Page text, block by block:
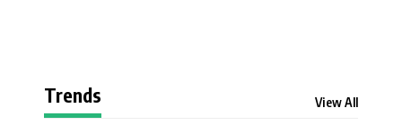
Trends View All